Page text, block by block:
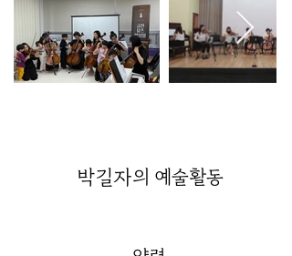
박길자의 예술활동